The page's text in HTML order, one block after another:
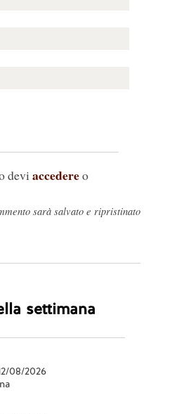
le risorse, per
di
furbi, competizione per
ecc.), non serve ad
piano culturale, come
in una Società
strumenti per pensare,
devi accedereo
sarà salvato e ripristinato
settimana
08/2026